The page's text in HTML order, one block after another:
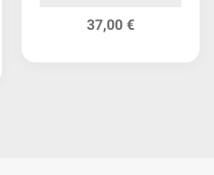
37,00 €